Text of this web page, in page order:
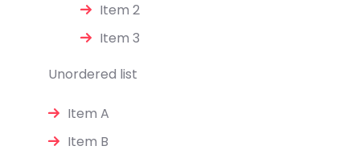
Item 2
Item 3
Unordered list
Item A
Item B